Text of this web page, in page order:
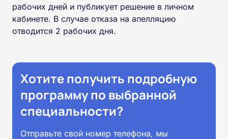
рабочих дней и публикует решение в личном
кабинете. В случае отказа на апелляцию
отводится 2 рабочих дня.
Хотите получить подробную
программу по выбранной
специальности?
Отправьте свой номер телефона, мы